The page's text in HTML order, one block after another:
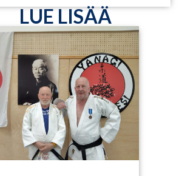
LUE LISÄÄ